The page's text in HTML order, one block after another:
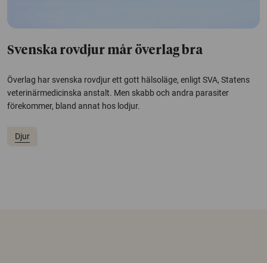
Svenska rovdjur mår överlag bra
Överlag har svenska rovdjur ett gott hälsoläge, enligt SVA, Statens
veterinärmedicinska anstalt. Men skabb och andra parasiter
förekommer, bland annat hos lodjur.
Djur